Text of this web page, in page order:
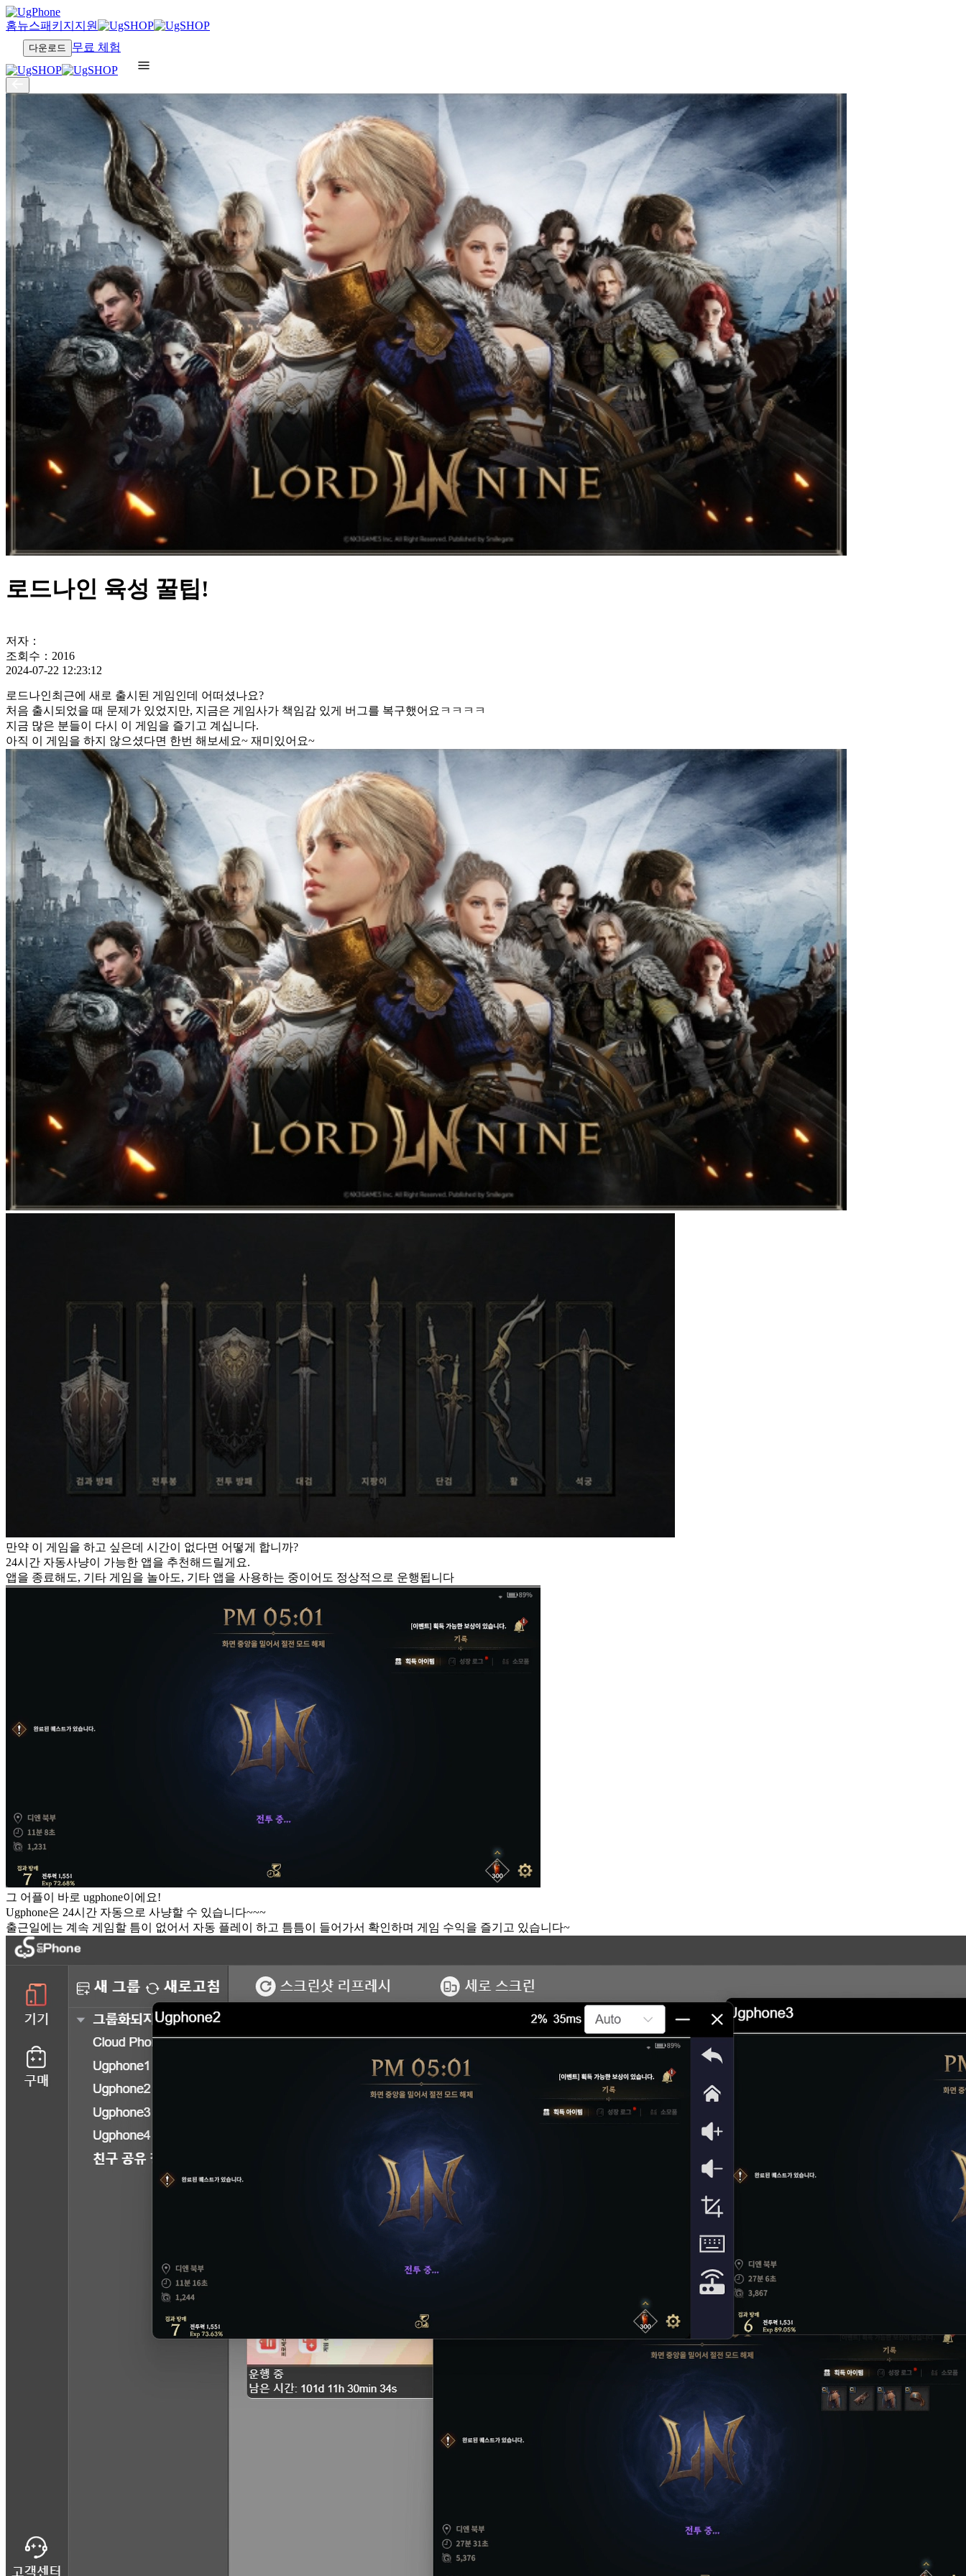
홈뉴스패키지 지원
다운로드 무료 체험
로드나인 육성 꿀팁!
저자：
조회수：2016
2024-07-22 12:23:12
로드나인최근에 새로 출시된 게임인데 어떠셨나요?
처음 출시되었을 때 문제가 있었지만, 지금은 게임사가 책임감 있게 버그를 복구했어요ㅋㅋㅋㅋ
지금 많은 분들이 다시 이 게임을 즐기고 계십니다.
아직 이 게임을 하지 않으셨다면 한번 해보세요~ 재미있어요~
만약 이 게임을 하고 싶은데 시간이 없다면 어떻게 합니까?
24시간 자동사냥이 가능한 앱을 추천해드릴게요.
앱을 종료해도, 기타 게임을 놀아도, 기타 앱을 사용하는 중이어도 정상적으로 운행됩니다
그 어플이 바로 ugphone이에요!
Ugphone은 24시간 자동으로 사냥할 수 있습니다~~~
출근일에는 계속 게임할 틈이 없어서 자동 플레이 하고 틈틈이 들어가서 확인하며 게임 수익을 즐기고 있습니다~